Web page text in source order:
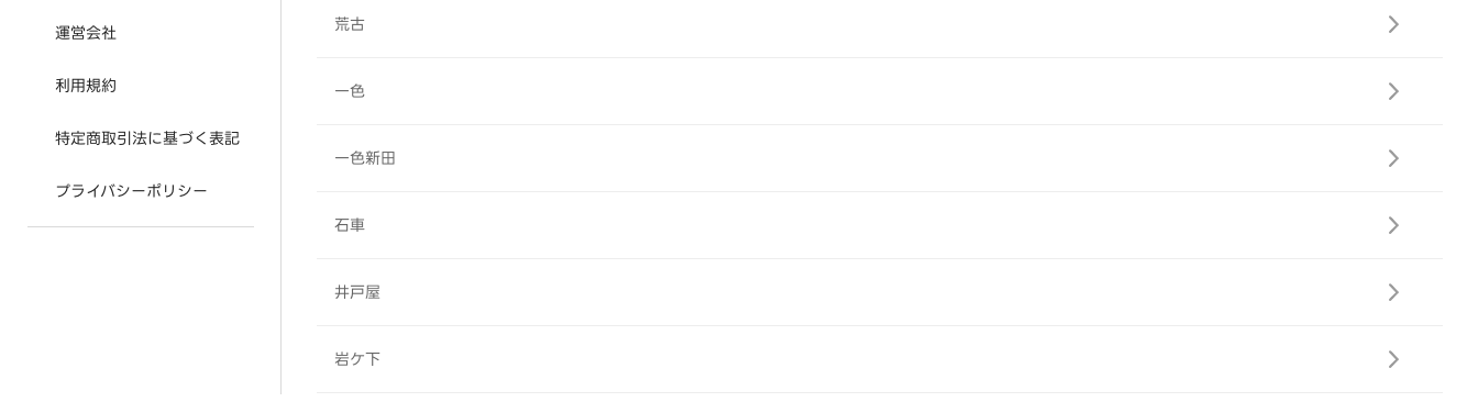
運営会社
利用規約
特定商取引法に基づく表記
プライバシーポリシー
荒古
一色
一色新田
石車
井戸屋
岩ケ下